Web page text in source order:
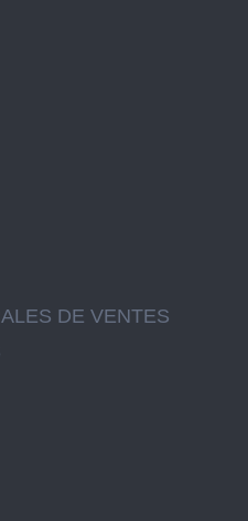
DE VENTES